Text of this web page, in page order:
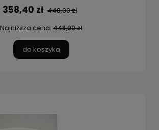
358,40 zł 448,00 zł
Najniższa cena: 448,00 zł
do koszyka